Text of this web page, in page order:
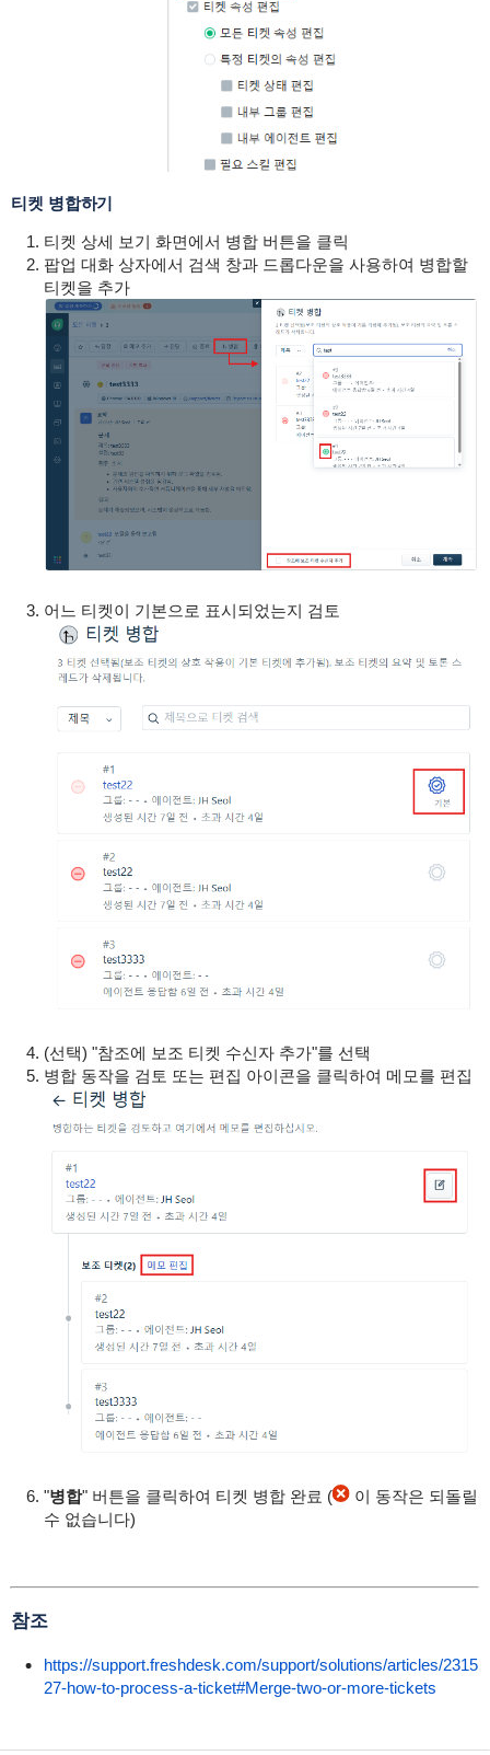
티켓 병합하기
티켓 상세 보기 화면에서 병합 버튼을 클릭
팝업 대화 상자에서 검색 창과 드롭다운을 사용하여 병합할
티켓을 추가
어느 티켓이 기본으로 표시되었는지 검토
(선택) "참조에 보조 티켓 수신자 추가"를 선택
병합 동작을 검토 또는 편집 아이콘을 클릭하여 메모를 편집
"병합" 버튼을 클릭하여 티켓 병합 완료 (
이 동작은 되돌릴
수 없습니다)
참조
https://support.freshdesk.com/support/solutions/articles/2315
27-how-to-process-a-ticket#Merge-two-or-more-tickets